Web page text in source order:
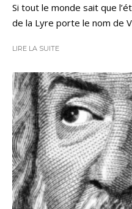
Si tout le monde sait que
de la Lyre porte le nom de
LIRE LA SUITE